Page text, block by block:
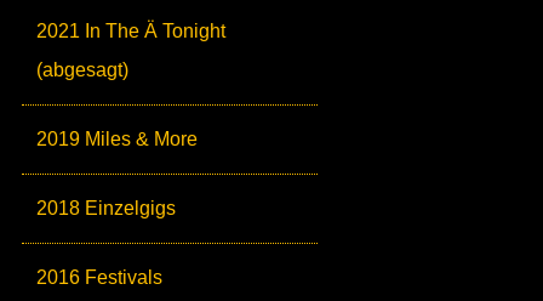
2021 In The Ä Tonight
(abgesagt)
2019 Miles & More
2018 Einzelgigs
2016 Festivals